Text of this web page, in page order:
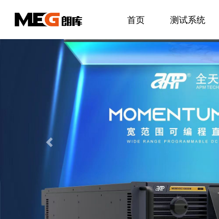
首页 测试系统
Previous